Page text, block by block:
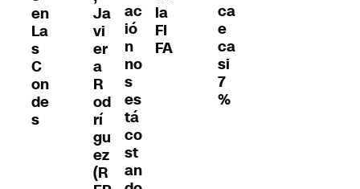
en
La
s
C
on
de
s
Ja
vi
er
a
R
od
rí
gu
ez
(R
ac
ió
n
no
s
es
tá
co
st
an
la
FI
FA
ca
e
ca
si
7
%